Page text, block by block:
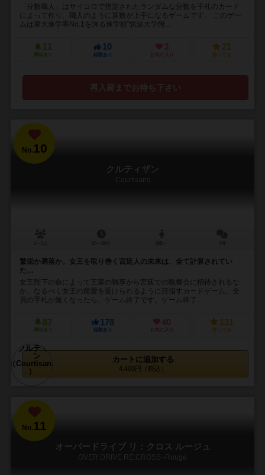
「分数職人」はサイコロで指定されたランダムな分数を手札のカード
によって作り、職人のように算数が上手になるゲームです。 このゲー
ムは東大進学率No.1を誇る進学校”筑波大学附...
11
興味あり
10
経験あり
3
お気に入り
21
持ってる
再入荷までお待ち下さい
No. 10
クルティザン
Courtisans
繁栄か凋落か。女王を取り巻く宮廷人の未来は、全て計算されてい
た…
女王陛下の命によって王室の執事から宮廷での晩餐会に招待されるな
か、なるべく女王の寵愛を受けられるように目指すカードゲーム。全
員の手札が無くなったら、ゲーム終了です。ゲーム終了...
87
興味あり
178
経験あり
40
お気に入り
131
持ってる
カートに追加する
4,400円（税込）
No.11
オーバードライブ リ：クロス ルージュ
OVER DRIVE RE:CROSS -Rouge